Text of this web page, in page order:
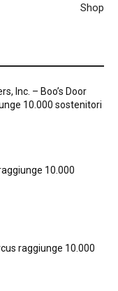
Shop
Inc. – Boo’s Door
10.000 sostenitori
10.000
raggiunge 10.000